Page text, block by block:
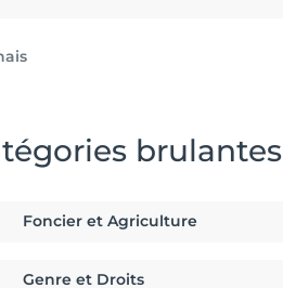
brulantes
Foncier et Agriculture
Genre et Droits